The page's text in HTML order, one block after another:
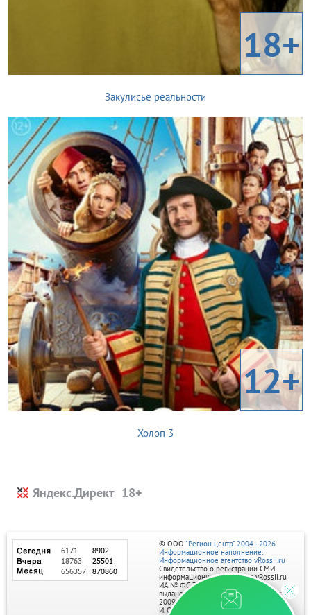
18+
Закулисье реальности
12+
Холоп 3
Яндекс.Директ
© ООО "Регион центр" 2004 - 2026
Информационное наполнение:
Информационное агентство vRossii.ru
Свидетельство о регистрации СМИ
информационного агентства vRossii.ru
ИА № ФС 77‑35502
выдано РОСКОМНАДЗОРом 04 марта
2009г.
И. О. Главного редактора Нарыков А. Н.